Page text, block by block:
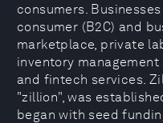
consumers.
consumer (B2C) and
marketplace, private
inventory
and fintech services.
"zillion", was
began with seed